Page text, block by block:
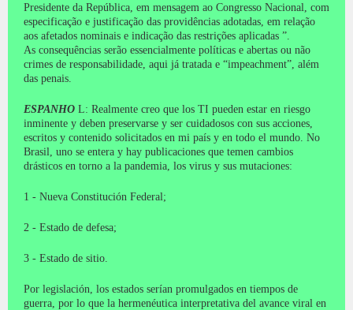
Presidente da República, em mensagem ao Congresso Nacional, com
especificação e justificação das providências adotadas, em relação
aos afetados nominais e indicação das restrições aplicadas ”.
As consequências serão essencialmente políticas e abertas ou não
crimes de responsabilidade, aqui já tratada e “impeachment”, além
das penais.
ESPANHO L: Realmente creo que los TI pueden estar en riesgo
inminente y deben preservarse y ser cuidadosos con sus acciones,
escritos y contenido solicitados en mi país y en todo el mundo. No
Brasil, uno se entera y hay publicaciones que temen cambios
drásticos en torno a la pandemia, los virus y sus mutaciones:
1 - Nueva Constitución Federal;
2 - Estado de defesa;
3 - Estado de sitio.
Por legislación, los estados serían promulgados en tiempos de
guerra, por lo que la hermenéutica interpretativa del avance viral en